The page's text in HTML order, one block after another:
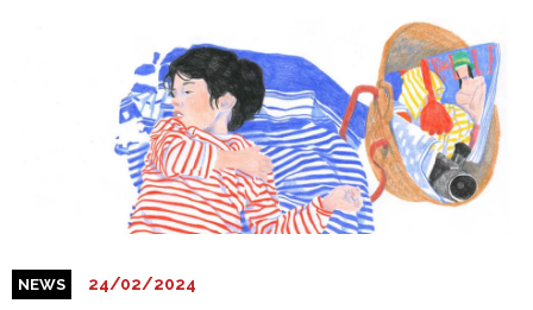
NEWS 24/02/2024